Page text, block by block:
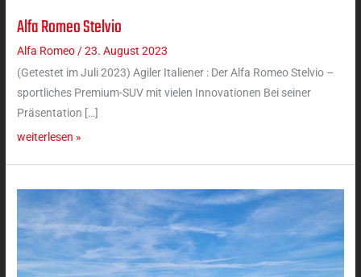
Alfa Romeo Stelvio
Alfa Romeo /23. August 2023
(Getestet im Juli 2023) Agiler Italiener : Der Alfa Romeo Stelvio –
sportliches Premium-SUV mit vielen Innovationen Bei seiner
Präsentation […]
Alfa
Romeo
Stelvio
weiterlesen »